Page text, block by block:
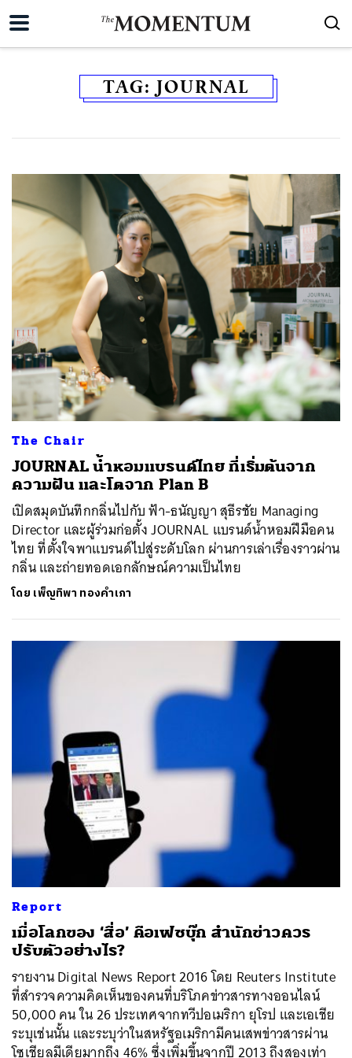
TAG: JOURNAL
The Chair
JOURNAL น้ำหอมแบรนด์ไทย ที่เริ่มต้นจาก
ความฝัน และโตจาก Plan B
เปิดสมุดบันทึกกลิ่นไปกับ ฟ้า-ธนัญญา สุธีรชัย Managing
Director และผู้ร่วมก่อตั้ง JOURNAL แบรนด์น้ำหอมฝีมือคน
ไทย ที่ตั้งใจพาแบรนด์ไปสู่ระดับโลก ผ่านการเล่าเรื่องราวผ่าน
กลิ่น และถ่ายทอดเอกลักษณ์ความเป็นไทย
โดย เพ็ญทิพา ทองคำเภา
Report
เมื่อโลกของ ‘สื่อ’ คือเฟซบุ๊ก สำนักข่าวควร
ปรับตัวอย่างไร?
รายงาน Digital News Report 2016 โดย Reuters Institute
ที่สำรวจความคิดเห็นของคนที่บริโภคข่าวสารทางออนไลน์
50,000 คน ใน 26 ประเทศจากทวีปอเมริกา ยุโรป และเอเชีย
ระบุเช่นนั้น และระบุว่าในสหรัฐอเมริกามีคนเสพข่าวสารผ่าน
โซเชียลมีเดียมากถึง 46% ซึ่งเพิ่มขึ้นจากปี 2013 ถึงสองเท่า
TWEET LINE EMAIL